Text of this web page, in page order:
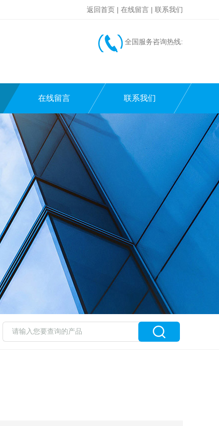
返回首页 | 在线留言 | 联系我们
全国服务咨询热线:
在线留言 联系我们